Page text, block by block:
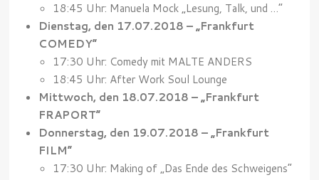
18:45 Uhr: Manuela Mock „Lesung, Talk, und …“
Dienstag, den 17.07.2018 – „Frankfurt
COMEDY“
17:30 Uhr: Comedy mit MALTE ANDERS
18:45 Uhr: After Work Soul Lounge
Mittwoch, den 18.07.2018 – „Frankfurt
FRAPORT“
Donnerstag, den 19.07.2018 – „Frankfurt
FILM“
17:30 Uhr: Making of „Das Ende des Schweigens“